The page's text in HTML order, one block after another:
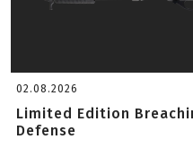
02.08.2026
Limited Edition
Defense